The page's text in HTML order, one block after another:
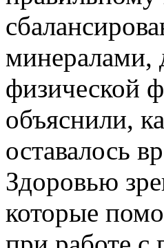
минералами,
физической
объяснили,
оставалось
Здоровью
которые